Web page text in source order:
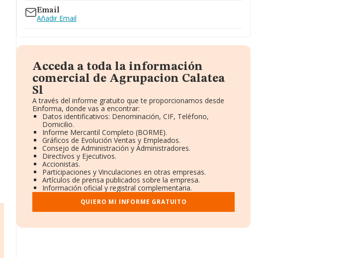
Email
Añadir Email
Acceda a toda la información
comercial de Agrupacion Calatea
Sl
A través del informe gratuito que te proporcionamos desde
Einforma, donde vas a encontrar:
Datos identificativos: Denominación, CIF, Teléfono,
Domicilio.
Informe Mercantil Completo (BORME).
Gráficos de Evolución Ventas y Empleados.
Consejo de Administración y Administradores.
Directivos y Ejecutivos.
Accionistas.
Participaciones y Vinculaciones en otras empresas.
Artículos de prensa publicados sobre la empresa.
Información oficial y registral complementaria.
QUIERO MI INFORME GRATUITO